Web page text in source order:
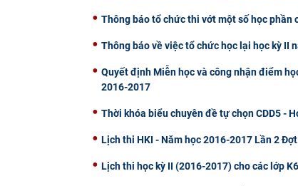
Thông báo tổ chức thi vớt một số học phần
Thông báo về việc tổ chức học lại học kỳ II
Quyết định Miễn học và công nhận điểm
2016-2017
Thời khóa biểu chuyên đề tự chọn CDD5 -
Lịch thi HKI - Năm học 2016-2017 Lần 2
Lịch thi học kỳ II (2016-2017) cho các lớp